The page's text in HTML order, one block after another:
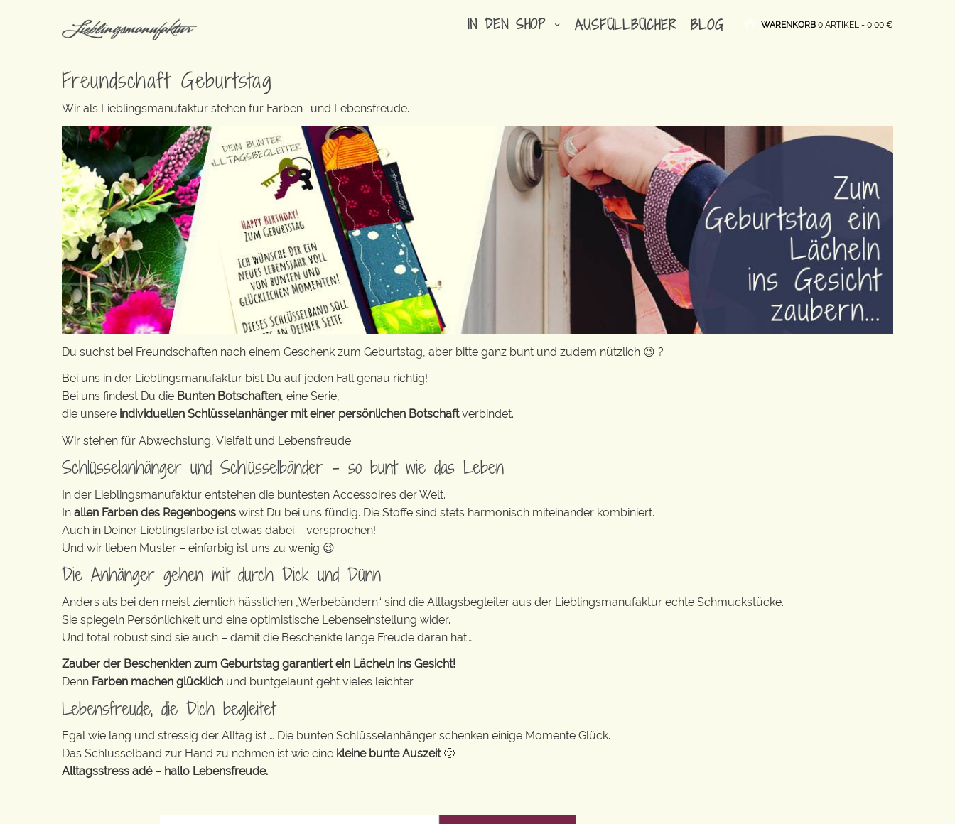
IN DEN SHOP AUSFÜLLBÜCHER BLOG WARENKORB 0 ARTIKEL - 0,00 €
Freundschaft Geburtstag
Wir als Lieblingsmanufaktur stehen für Farben- und Lebensfreude.
Du suchst bei Freundschaften nach einem Geschenk zum Geburtstag, aber bitte ganz bunt und zudem nützlich 😉 ?
Bei uns in der Lieblingsmanufaktur bist Du auf jeden Fall genau richtig!
Bei uns findest Du die Bunten Botschaften, eine Serie,
die unsere individuellen Schlüsselanhänger mit einer persönlichen Botschaftverbindet.
Wir stehen für Abwechslung, Vielfalt und Lebensfreude.
Schlüsselanhänger und Schlüsselbänder – so bunt wie das Leben
In der Lieblingsmanufaktur entstehen die buntesten Accessoires der Welt.
In allen Farben des Regenbogens wirst Du bei uns fündig. Die Stoffe sind stets harmonisch miteinander kombiniert.
Auch in Deiner Lieblingsfarbe ist etwas dabei – versprochen!
Und wir lieben Muster – einfarbig ist uns zu wenig 😉
Die Anhänger gehen mit durch Dick und Dünn
Anders als bei den meist ziemlich hässlichen „Werbebändern“ sind die Alltagsbegleiter aus der Lieblingsmanufaktur echte Schmuckstücke.
Sie spiegeln Persönlichkeit und eine optimistische Lebenseinstellung wider.
Und total robust sind sie auch – damit die Beschenkte lange Freude daran hat…
Zauber der Beschenkten zum Geburtstag garantiert ein Lächeln ins Gesicht!
Denn Farben machen glücklich und buntgelaunt geht vieles leichter.
Lebensfreude, die Dich begleitet
Egal wie lang und stressig der Alltag ist … Die bunten Schlüsselanhänger schenken einige Momente Glück.
Das Schlüsselband zur Hand zu nehmen ist wie eine kleine bunte Auszeit🙂
Alltagsstress adé – hallo Lebensfreude.